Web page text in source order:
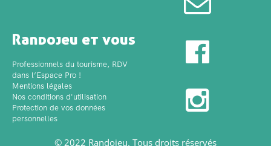
Randojeu et vous
Professionnels du tourisme, RDV
dans l’Espace Pro !
Mentions légales
Nos conditions d'utilisation
Protection de vos données
personnelles
© 2022 Randojeu. Tous droits réservés